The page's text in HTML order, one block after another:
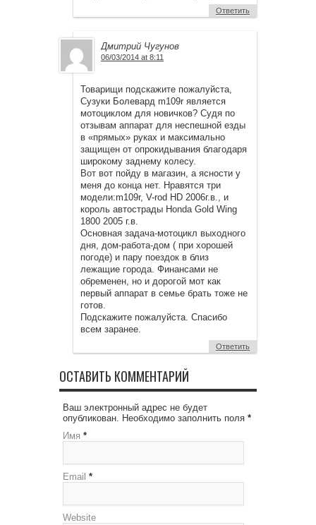
Ответить
Дмитрий Чугунов
06/03/2014 at 8:11
Товарищи подскажите пожалуйста,
Сузуки Болевард m109r является
мотоциклом для новичков? Судя по
отзывам аппарат для неспешной езды
в «прямых» руках и максимально
защищен от опрокидывания благодаря
широкому заднему колесу.
Вот вот пойду в магазин, а ясности у
меня до конца нет. Нравятся три
модели:m109r, V-rod HD 2006г.в., и
король автострады Honda Gold Wing
1800 2005 г.в.
Основная задача-мотоцикл выходного
дня, дом-работа-дом ( при хорошей
погоде) и пару поездок в близ
лежащие города. Финансами не
обременен, но и дорогой мот как
первый аппарат в семье брать тоже не
готов.
Подскажите пожалуйста. Спасибо
всем заранее.
Ответить
ОСТАВИТЬ КОММЕНТАРИЙ
Ваш электронный адрес не будет
опубликован. Необходимо заполнить поля *
Имя *
Email *
Website